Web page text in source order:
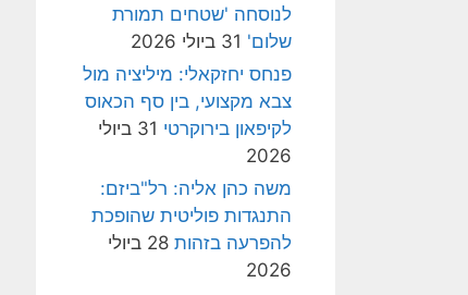
לנוסחה 'שטחים תמורת
שלום' 31 ביולי 2026
פנחס יחזקאלי: מיליציה מול
צבא מקצועי, בין סף הכאוס
לקיפאון בירוקרטי
31 ביולי
2026
משה כהן אליה: רל"ביזם:
התנגדות פוליטית שהופכת
להפרעה בזהות
28 ביולי
2026